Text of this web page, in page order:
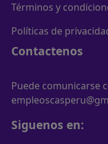
Términos y
Políticas de
Contactenos
Puede comunicarse
Siguenos en: